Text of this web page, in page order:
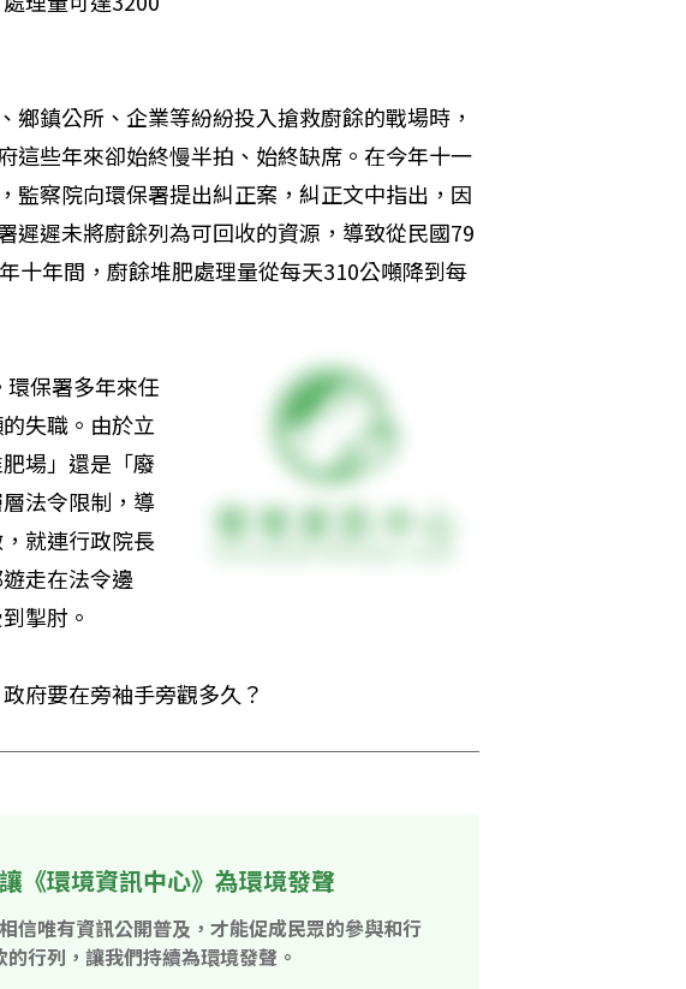
鄉鎮公所、企業等紛紛投入搶救廚餘的戰場時，
這些年來卻始終慢半拍、始終缺席。在今年十一
監察院向環保署提出糾正案，糾正文中指出，因
遲遲未將廚餘列為可回收的資源，導致從民國79
十年間，廚餘堆肥處理量從每天310公噸降到每
環保署多年來任
失職。由於立
場」還是「廢
法令限制，導
就連行政院長
走在法令邊
掣肘。
府要在旁袖手旁觀多久？
《環境資訊中心》為環境發聲
信唯有資訊公開普及，才能促成民眾的參與和行
行列，讓我們持續為環境發聲。